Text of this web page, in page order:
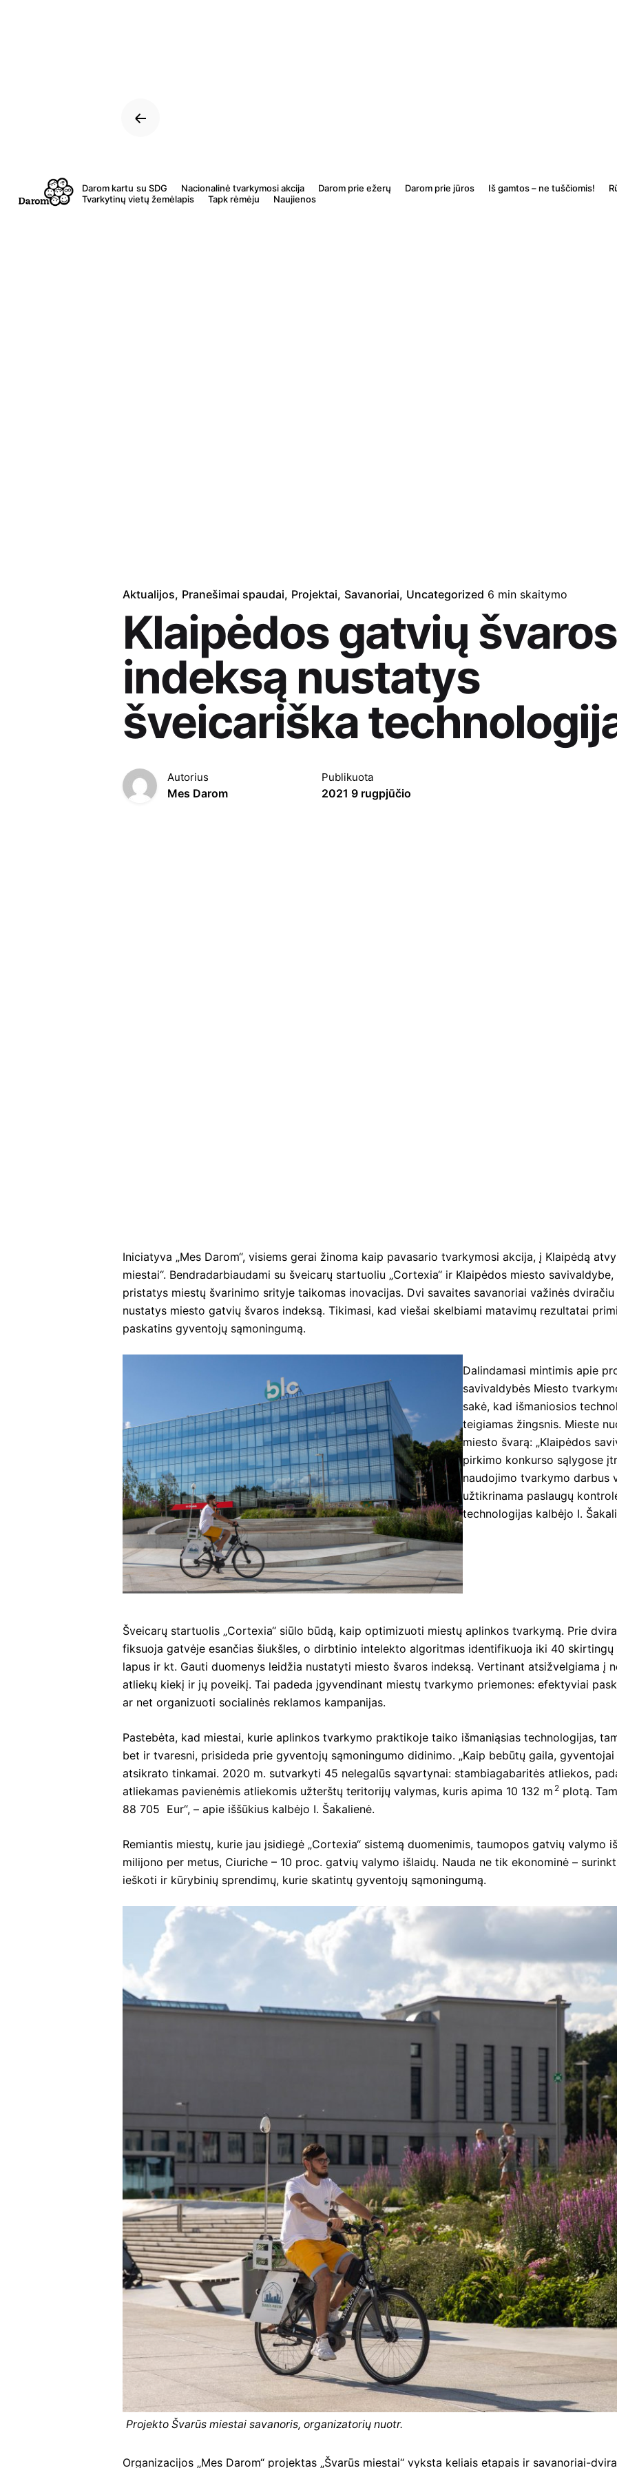
Darom kartu Nacionalinė tvarkymosi akcija Darom prie ežerų Darom prie jūros Iš gamtos – ne tuščiomis!
Tvarkytinų vietų žemėlapis
Tapk rėmėju Naujienos
Aktualijos Pranešimai spaudai Projektai Savanoriai Uncategorized 6 min skaitymo
Klaipėdos gatvių švaros
indeksą nustatys
šveicariška
Autorius
Mes Darom
Publikuota
2021 9 rugpjūčio
Iniciatyva „Mes Darom“, visiems gerai žinoma kaip pavasario tvarkymosi akcija, į Klaipėdą
miestai“. Bendradarbiaudami su šveicarų startuoliu „Cortexia“ ir Klaipėdos miesto
pristatys miestų švarinimo srityje taikomas inovacijas. Dvi savaites savanoriai važinės
nustatys miesto gatvių švaros indeksą. Tikimasi, kad viešai skelbiami matavimų rezultatai
paskatins gyventojų sąmoningumą.
Dalindamasi mintimis apie
savivaldybės Miesto
sakė, kad išmaniosios
teigiamas žingsnis. Mieste
miesto švarą: „Klaipėdos
pirkimo konkurso sąlygose
naudojimo tvarkymo darbus
užtikrinama paslaugų
technologijas kalbėjo I.
Šveicarų startuolis „Cortexia“ siūlo būdą, kaip optimizuoti miestų aplinkos tvarkymą. Prie
fiksuoja gatvėje esančias šiukšles, o dirbtinio intelekto algoritmas identifikuoja iki 40 skirtingų
lapus ir kt. Gauti duomenys leidžia nustatyti miesto švaros indeksą. Vertinant atsižvelgiama į
atliekų kiekį ir jų poveikį. Tai padeda įgyvendinant miestų tvarkymo priemones: efektyviai
ar net organizuoti socialinės reklamos kampanijas.
Pastebėta, kad miestai, kurie aplinkos tvarkymo praktikoje taiko išmaniąsias technologijas,
bet ir tvaresni, prisideda prie gyventojų sąmoningumo didinimo. „Kaip bebūtų gaila,
atsikrato tinkamai. 2020 m. sutvarkyti 45 nelegalūs sąvartynai: stambiagabaritės atliekos,
atliekamas pavienėmis atliekomis užterštų teritorijų valymas, kuris apima 10 132 m 2 plotą.
88 705 Eur“, – apie iššūkius kalbėjo I. Šakalienė.
Remiantis miestų, kurie jau įsidiegė „Cortexia“ sistemą duomenimis, taumopos gatvių valymo
milijono per metus, Ciuriche – 10 proc. gatvių valymo išlaidų. Nauda ne tik ekonominė –
ieškoti ir kūrybinių sprendimų, kurie skatintų gyventojų sąmoningumą.
Projekto Švarūs miestai savanoris, organizatorių nuotr.
Organizacijos „Mes Darom“ projektas „Švarūs miestai“ vyksta keliais etapais ir savanoriai-